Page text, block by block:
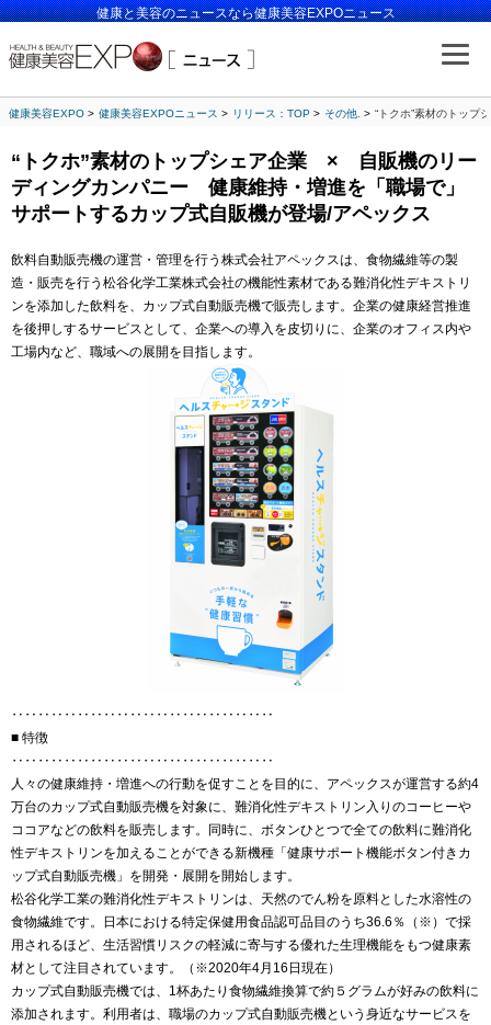
健康と美容のニュースなら健康美容EXPOニュース
健康美容EXPO 健康美容EXPOニュース リリース：TOP その他. “トクホ”素材のトッ
“トクホ”素材のトップシェア企業 × 自販機のリー
ディングカンパニー 健康維持・増進を「職場で」
サポートするカップ式自販機が登場/アペックス
飲料自動販売機の運営・管理を行う株式会社アペックスは、食物繊維等の製
造・販売を行う松谷化学工業株式会社の機能性素材である難消化性デキストリ
ンを添加した飲料を、カップ式自動販売機で販売します。企業の健康経営推進
を後押しするサービスとして、企業への導入を皮切りに、企業のオフィス内や
工場内など、職域への展開を目指します。
‥‥‥‥‥‥‥‥‥‥‥‥‥‥‥‥‥‥‥‥
■ 特徴
‥‥‥‥‥‥‥‥‥‥‥‥‥‥‥‥‥‥‥‥
人々の健康維持・増進への行動を促すことを目的に、アペックスが運営する約4
万台のカップ式自動販売機を対象に、難消化性デキストリン入りのコーヒーや
ココアなどの飲料を販売します。同時に、ボタンひとつで全ての飲料に難消化
性デキストリンを加えることができる新機種「健康サポート機能ボタン付きカ
ップ式自動販売機」を開発・展開を開始します。
松谷化学工業の難消化性デキストリンは、天然のでん粉を原料とした水溶性の
食物繊維です。日本における特定保健用食品認可品目のうち36.6％（※）で採
用されるほど、生活習慣リスクの軽減に寄与する優れた生理機能をもつ健康素
材として注目されています。（※2020年4月16日現在）
カップ式自動販売機では、1杯あたり食物繊維換算で約５グラムが好みの飲料に
添加されます。利用者は、職場のカップ式自動販売機という身近なサービスを